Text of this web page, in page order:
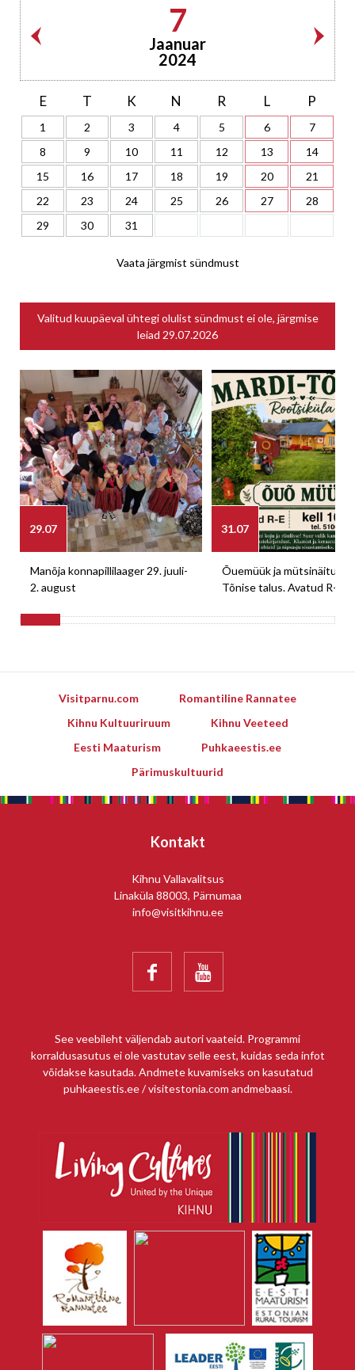
7
Jaanuar
2024
E T K N R L P
1 2 3 4 5 6
7
8
9 10 11 12 13
14
15
16 17 18 19 20
21
22
23 24 25 26 27
28
29
30 31
Vaata järgmist sündmust
Valitud kuupäeval ühtegi olulist sündmust ei ole, järgmise
leiad 29.07.2026
29.07
Manõja konnapillilaager 29. juuli-
2. august
31.07
Õuemüük ja mütsinäitus
Tõnise talus. Avatud R-E
Visitparnu.com
Romantiline Rannatee
Kihnu Kultuuriruum
Kihnu Veeteed
Eesti Maaturism
Puhkaeestis.ee
Pärimuskultuurid
Kontakt
Kihnu Vallavalitsus
Linaküla 88003, Pärnumaa
info@visitkihnu.ee
 
See veebileht väljendab autori vaateid. Programmi
korraldusasutus ei ole vastutav selle eest, kuidas seda infot
võidakse kasutada. Andmete kuvamiseks on kasutatud
puhkaeestis.ee / visitestonia.com andmebaasi.